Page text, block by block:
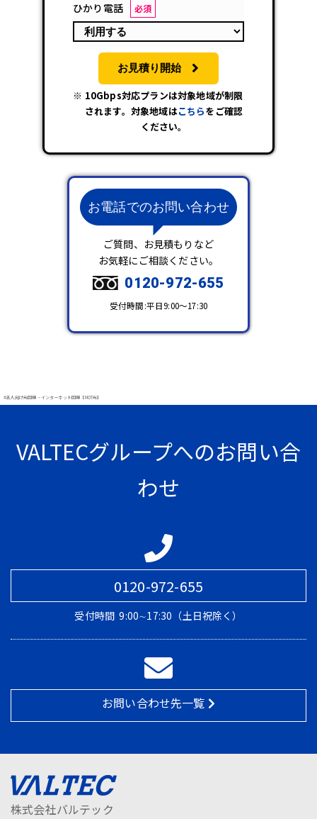
ひかり電話 必須
お見積り開始
10Gbps対応プランは対象地域が制限
されます。対象地域はこちらをご確認
ください。
お電話でのお問い合わせ
ご質問、お見積もりなど
お気軽にご相談ください。
0120-972-655
受付時間:平日9:00～17:30
#法人向け光回線・インターネット回線【MOT光】
VALTECグループへのお問い合
わせ
0120-972-655
受付時間 9:00∼17:30（土日祝除く）
お問い合わせ先一覧
株式会社バルテック